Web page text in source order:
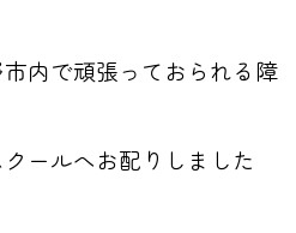
内で頑張っておられる障
ールへお配りしました